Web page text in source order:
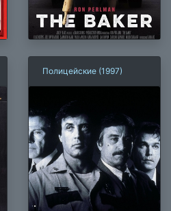
Полицейские (1997)